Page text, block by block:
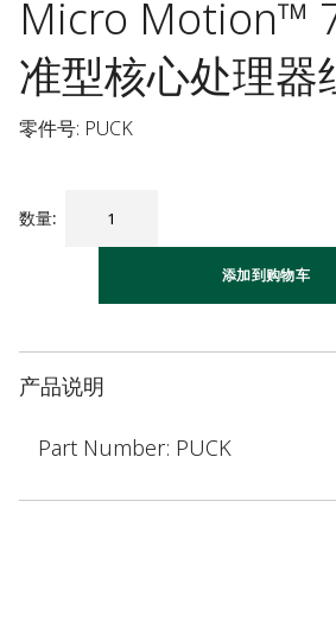
Micro Motion™
准型核心处理器
零件号: PUCK
数量:
添加到购物车
产品说明
Part Number: PUCK